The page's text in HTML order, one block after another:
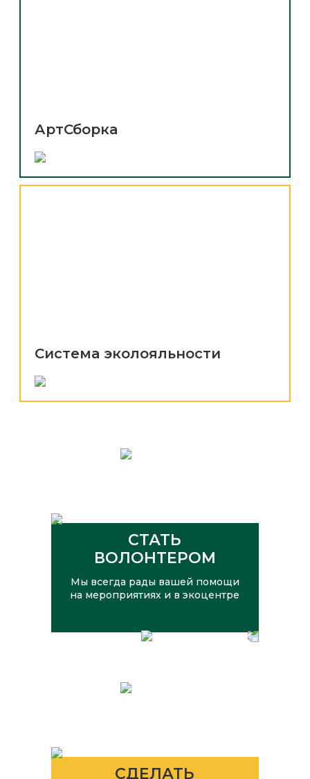
АртСборка
Система эколояльности
СТАТЬ
ВОЛОНТЕРОМ
Мы всегда рады вашей помощи
на мероприятиях и в экоцентре
СДЕЛАТЬ